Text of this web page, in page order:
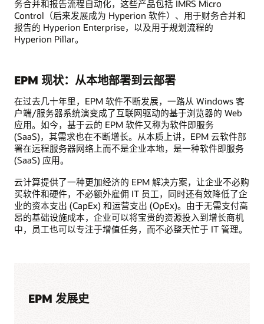
务合并和报告流程自动化，这些产品包括 IMRS Micro
Control（后来发展成为 Hyperion 软件）、用于财务合并和
报告的 Hyperion Enterprise，以及用于规划流程的
Hyperion Pillar。
EPM 现状：从本地部署到云部署
在过去几十年里，EPM 软件不断发展，一路从 Windows 客
户端/服务器系统演变成了互联网驱动的基于浏览器的 Web
应用。如今，基于云的 EPM 软件又称为软件即服务
(SaaS)，其需求也在不断增长。从本质上讲，EPM 云软件部
署在远程服务器网络上而不是企业本地，是一种软件即服务
(SaaS) 应用。
云计算提供了一种更加经济的 EPM 解决方案，让企业不必购
买软件和硬件，不必额外雇佣 IT 员工，同时还有效降低了企
业的资本支出 (CapEx) 和运营支出 (OpEx)。由于无需支付高
昂的基础设施成本，企业可以将宝贵的资源投入到增长商机
中，员工也可以专注于增值任务，而不必整天忙于 IT 管理。
EPM 发展史